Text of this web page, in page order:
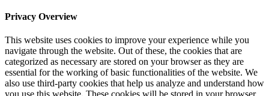
Privacy Overview
This website uses cookies to improve your experience while you
navigate through the website. Out of these, the cookies that are
categorized as necessary are stored on your browser as they are
essential for the working of basic functionalities of the website. We
also use third-party cookies that help us analyze and understand how
you use this website. These cookies will be stored in your browser